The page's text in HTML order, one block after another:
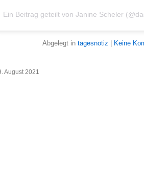
Abgelegt in tagesnotiz Keine
August 2021